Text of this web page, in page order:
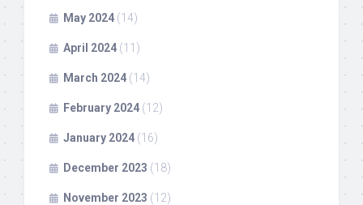
May 2024 (14)
April 2024 (11)
March 2024 (14)
February 2024 (12)
January 2024 (16)
December 2023 (18)
November 2023 (12)